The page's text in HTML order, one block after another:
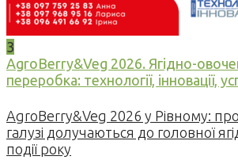
3
AgroBerry&Veg 2026. Ягідно-
переробка: технології, інновації,
AgroBerry&Veg 2026 у Рівному:
галузі долучаються до головної
події року